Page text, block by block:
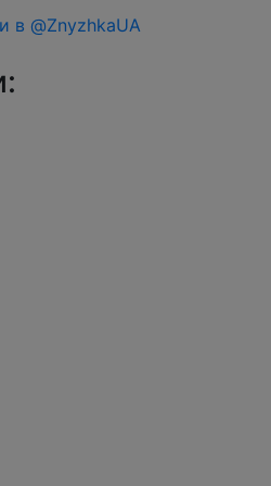
в @ZnyzhkaUA